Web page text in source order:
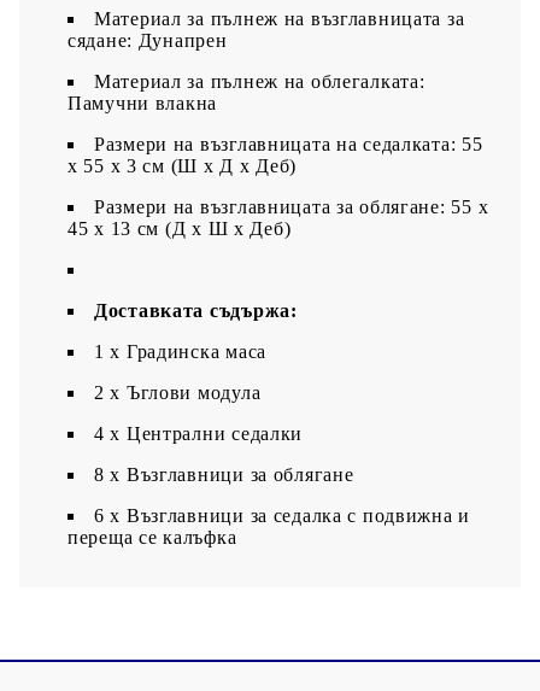
Материал за пълнеж на възглавницата за
сядане: Дунапрен
Материал за пълнеж на облегалката:
Памучни влакна
Размери на възглавницата на седалката: 55
x 55 x 3 см (Ш x Д x Деб)
Размери на възглавницата за облягане: 55 x
45 x 13 см (Д х Ш x Деб)
Доставката съдържа:
1 х Градинска маса
2 x Ъглови модула
4 x Централни седалки
8 x Възглавници за облягане
6 x Възглавници за седалка с подвижна и
переща се калъфка